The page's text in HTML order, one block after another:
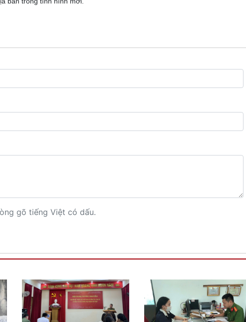
gõ tiếng Việt có dấu.